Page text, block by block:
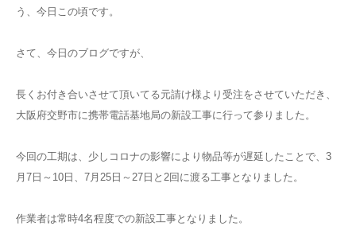
う、今日この頃です。
さて、今日のブログですが、
長くお付き合いさせて頂いてる元請け様より受注をさせていただき、
大阪府交野市に携帯電話基地局の新設工事に行って参りました。
今回の工期は、少しコロナの影響により物品等が遅延したことで、3
月7日～10日、7月25日～27日と2回に渡る工事となりました。
作業者は常時4名程度での新設工事となりました。